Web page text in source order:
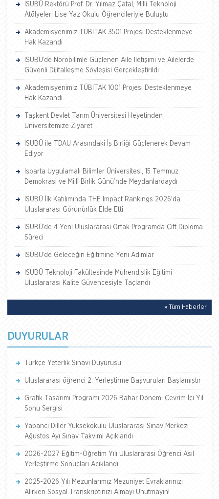
ISUBÜ Rektörü Prof. Dr. Yılmaz Çatal, Milli Teknoloji
Atölyeleri Lise Yaz Okulu Öğrencileriyle Buluştu
Akademisyenimiz TÜBİTAK 3501 Projesi Desteklenmeye
Hak Kazandı
ISUBÜ’de Nörobilimle Güçlenen Aile İletişimi ve Ailelerde
Güvenli Dijitalleşme Söyleşisi Gerçekleştirildi
Akademisyenimiz TÜBİTAK 1001 Projesi Desteklenmeye
Hak Kazandı
Taşkent Devlet Tarım Üniversitesi Heyetinden
Üniversitemize Ziyaret
ISUBÜ ile TDAU Arasındaki İş Birliği Güçlenerek Devam
Ediyor
Isparta Uygulamalı Bilimler Üniversitesi, 15 Temmuz
Demokrasi ve Millî Birlik Günü’nde Meydanlardaydı
ISUBÜ İlk Katılımında THE Impact Rankings 2026'da
Uluslararası Görünürlük Elde Etti
ISUBÜ’de 4 Yeni Uluslararası Ortak Programda Çift Diploma
Süreci
ISUBÜ’de Geleceğin Eğitimine Yeni Adımlar
ISUBÜ Teknoloji Fakültesinde Mühendislik Eğitimi
Uluslararası Kalite Güvencesiyle Taçlandı
» Tüm Haberler
DUYURULAR
Türkçe Yeterlik Sınavı Duyurusu
Uluslararası öğrenci 2. Yerleştirme Başvuruları Başlamıştır
Grafik Tasarımı Programı 2026 Bahar Dönemi Çevrim İçi Yıl
Sonu Sergisi
Yabancı Diller Yüksekokulu Uluslararası Sınav Merkezi
Ağustos Ayı Sınav Takvimi Açıklandı
2026-2027 Eğitim-Öğretim Yılı Uluslararası Öğrenci Asil
Yerleştirme Sonuçları Açıklandı
2025-2026 Yılı Mezunlarımız Mezuniyet Evraklarınızı
Alırken Sosyal Transkriptinizi Almayı Unutmayın!